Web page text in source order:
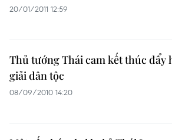
20/01/2011 12:59
Thủ tướng Thái cam kết thúc đẩy
giải dân tộc
08/09/2010 14:20